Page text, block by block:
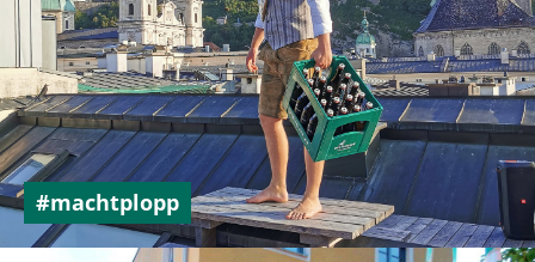
#machtplopp